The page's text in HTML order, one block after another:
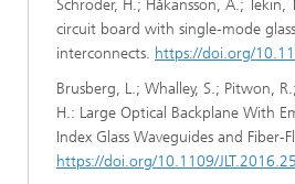
Schröder, H.; Håkansson, A.; Tekin,
circuit board with single-mode
interconnects. https://doi.org/
Brusberg, L.; Whalley, S.; Pitwon,
H.: Large Optical Backplane With
Index Glass Waveguides and Fiber-
https://doi.org/10.1109/